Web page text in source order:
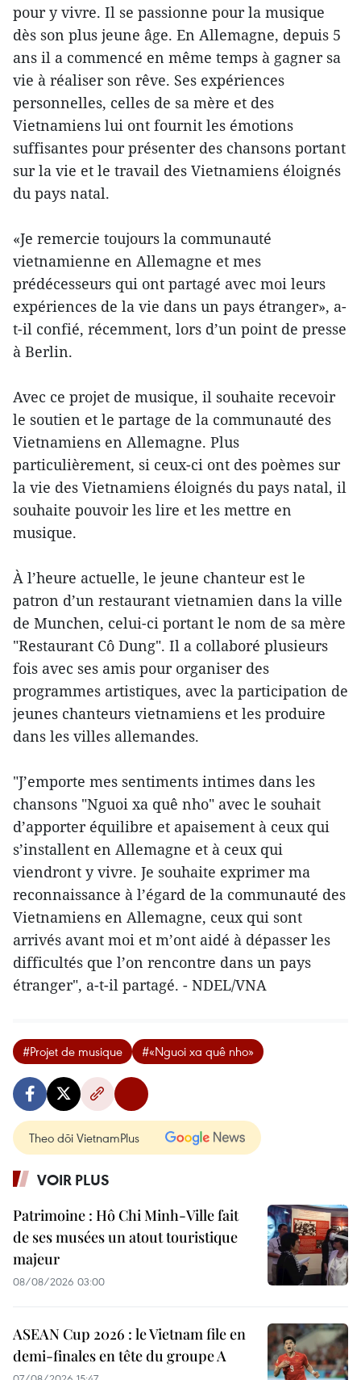
pour y vivre. Il se passionne pour la musique
dès son plus jeune âge. En Allemagne, depuis 5
ans il a commencé en même temps à gagner sa
vie à réaliser son rêve. Ses expériences
personnelles, celles de sa mère et des
Vietnamiens lui ont fournit les émotions
suffisantes pour présenter des chansons portant
sur la vie et le travail des Vietnamiens éloignés
du pays natal.
«Je remercie toujours la communauté
vietnamienne en Allemagne et mes
prédécesseurs qui ont partagé avec moi leurs
expériences de la vie dans un pays étranger», a-
t-il confié, récemment, lors d’un point de presse
à Berlin.
Avec ce projet de musique, il souhaite recevoir
le soutien et le partage de la communauté des
Vietnamiens en Allemagne. Plus
particulièrement, si ceux-ci ont des poèmes sur
la vie des Vietnamiens éloignés du pays natal, il
souhaite pouvoir les lire et les mettre en
musique.
À l’heure actuelle, le jeune chanteur est le
patron d’un restaurant vietnamien dans la ville
de Munchen, celui-ci portant le nom de sa mère
"Restaurant Cô Dung". Il a collaboré plusieurs
fois avec ses amis pour organiser des
programmes artistiques, avec la participation de
jeunes chanteurs vietnamiens et les produire
dans les villes allemandes.
"J’emporte mes sentiments intimes dans les
chansons "Nguoi xa quê nho" avec le souhait
d’apporter équilibre et apaisement à ceux qui
s’installent en Allemagne et à ceux qui
viendront y vivre. Je souhaite exprimer ma
reconnaissance à l’égard de la communauté des
Vietnamiens en Allemagne, ceux qui sont
arrivés avant moi et m’ont aidé à dépasser les
difficultés que l’on rencontre dans un pays
étranger", a-t-il partagé. - NDEL/VNA
#Projet de musique #«Nguoi xa quê nho»
Theo dõi VietnamPlus
VOIR PLUS
Patrimoine : Hô Chi Minh-Ville fait
de ses musées un atout touristique
majeur
08/08/2026 03:00
ASEAN Cup 2026 : le Vietnam file en
demi-finales en tête du groupe A